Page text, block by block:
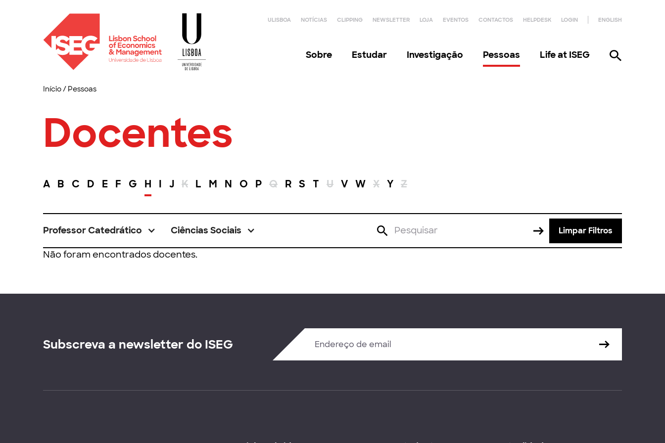
ULISBOA NOTÍCIAS CLIPPING NEWSLETTER LOJA EVENTOS CONTACTOS HELPDESK LOGIN ENGLISH
Sobre Estudar Investigação Pessoas Life at ISEG
Início/ Pessoas
Docentes
A B C D E F G H I J K L M N O P Q R S T U V W X Y Z
Professor Catedrático Ciências Sociais Limpar Filtros
Não foram encontrados docentes.
Subscreva a newsletter do ISEG